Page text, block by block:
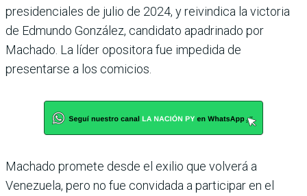
presidenciales de julio de 2024, y reivindica la victoria
de Edmundo González, candidato apadrinado por
Machado. La líder opositora fue impedida de
presentarse a los comicios.
Machado promete desde el exilio que volverá a
Venezuela, pero no fue convidada a participar en el